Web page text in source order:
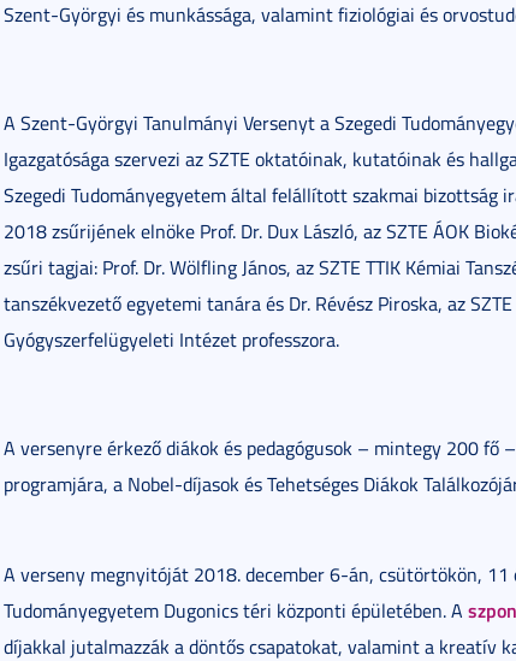
Szent-Györgyi és munkássága, valamint fiziológiai és
A Szent-Györgyi Tanulmányi Versenyt a Szegedi
Igazgatósága szervezi az SZTE oktatóinak, kutatóinak és
Szegedi Tudományegyetem által felállított szakmai bizottság
2018 zsűrijének elnöke Prof. Dr. Dux László, az SZTE ÁOK
zsűri tagjai: Prof. Dr. Wölfling János, az SZTE TTIK Kémiai
tanszékvezető egyetemi tanára és Dr. Révész Piroska, az
Gyógyszerfelügyeleti Intézet professzora.
A versenyre érkező diákok és pedagógusok – mintegy 200 fő
programjára, a Nobel-díjasok és Tehetséges Diákok
A verseny megnyitóját 2018. december 6-án, csütörtökön, 11
Tudományegyetem Dugonics téri központi épületében. A
díjakkal jutalmazzák a döntős csapatokat, valamint a kreatív